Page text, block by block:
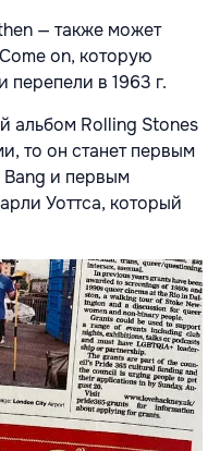
— также может
on, которую
в 1963 г.
альбом Rolling Stones
то он станет первым
и первым
Уоттса, который